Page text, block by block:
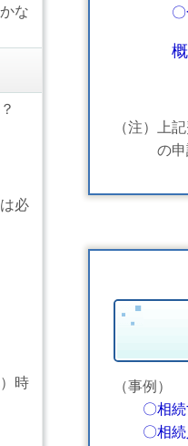
（注）上
の申請
（事例）
〇相
〇相続人
な
必
時